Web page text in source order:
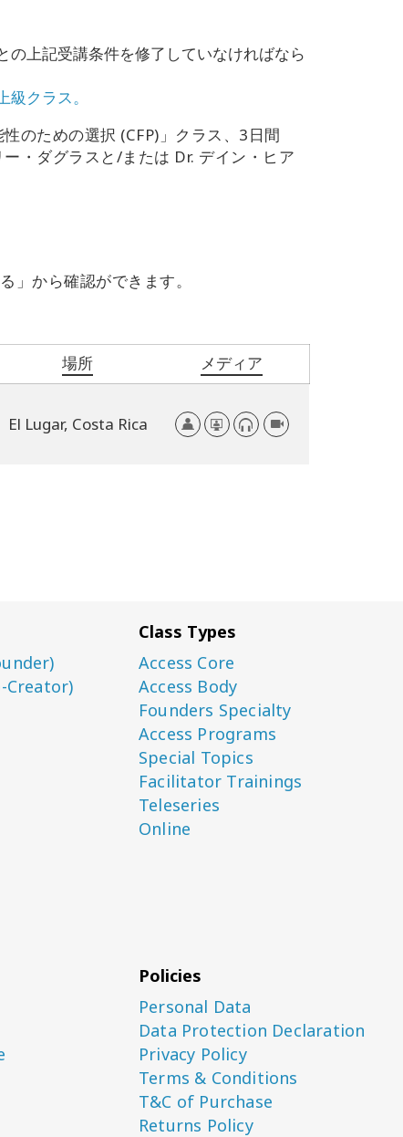
上記受講条件を修了していなければなら
クラス。
のための選択 (CFP)」クラス、3日間
・ダグラスと/または Dr. デイン・ヒア
」から確認ができます。
場所 メディア
El Lugar, Costa Rica
Creator)
Class Types
Access Core
Access Body
Founders Specialty
Access Programs
Special Topics
Facilitator Trainings
Teleseries
Online
Policies
Personal Data
Data Protection Declaration
Privacy Policy
Terms & Conditions
T&C of Purchase
Returns Policy